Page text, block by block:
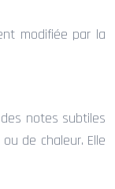
modifiée par la
notes subtiles
de chaleur. Elle